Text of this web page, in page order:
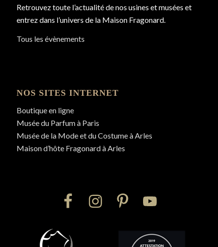
Retrouvez toute l’actualité de nos usines et musées et
entrez dans l’univers de la Maison Fragonard.
Tous les évènements
NOS SITES INTERNET
Boutique en ligne
Musée du Parfum à Paris
Musée de la Mode et du Costume à Arles
Maison d’hôte Fragonard à Arles